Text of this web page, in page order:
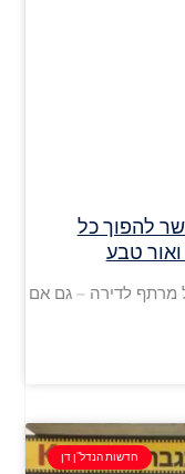
להפוך כל
טבע
מרתף לדירה – גם אם
חדשות הנדל"ן דן